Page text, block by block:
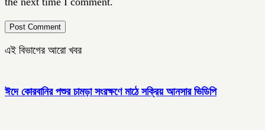
এই বিভাগের আরো খবর
ঈদে কোরবানির পশুর চামড়া সংরক্ষণে মাঠে সক্রিয় আনসার ভিডিপি